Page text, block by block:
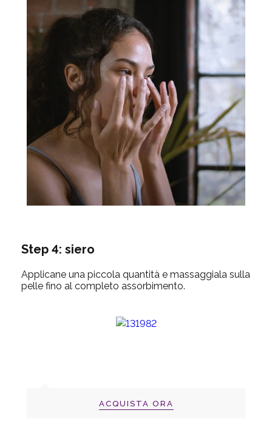
Step 4: siero
Applicane una piccola quantità e massaggiala sulla
pelle fino al completo assorbimento.
ACQUISTA ORA